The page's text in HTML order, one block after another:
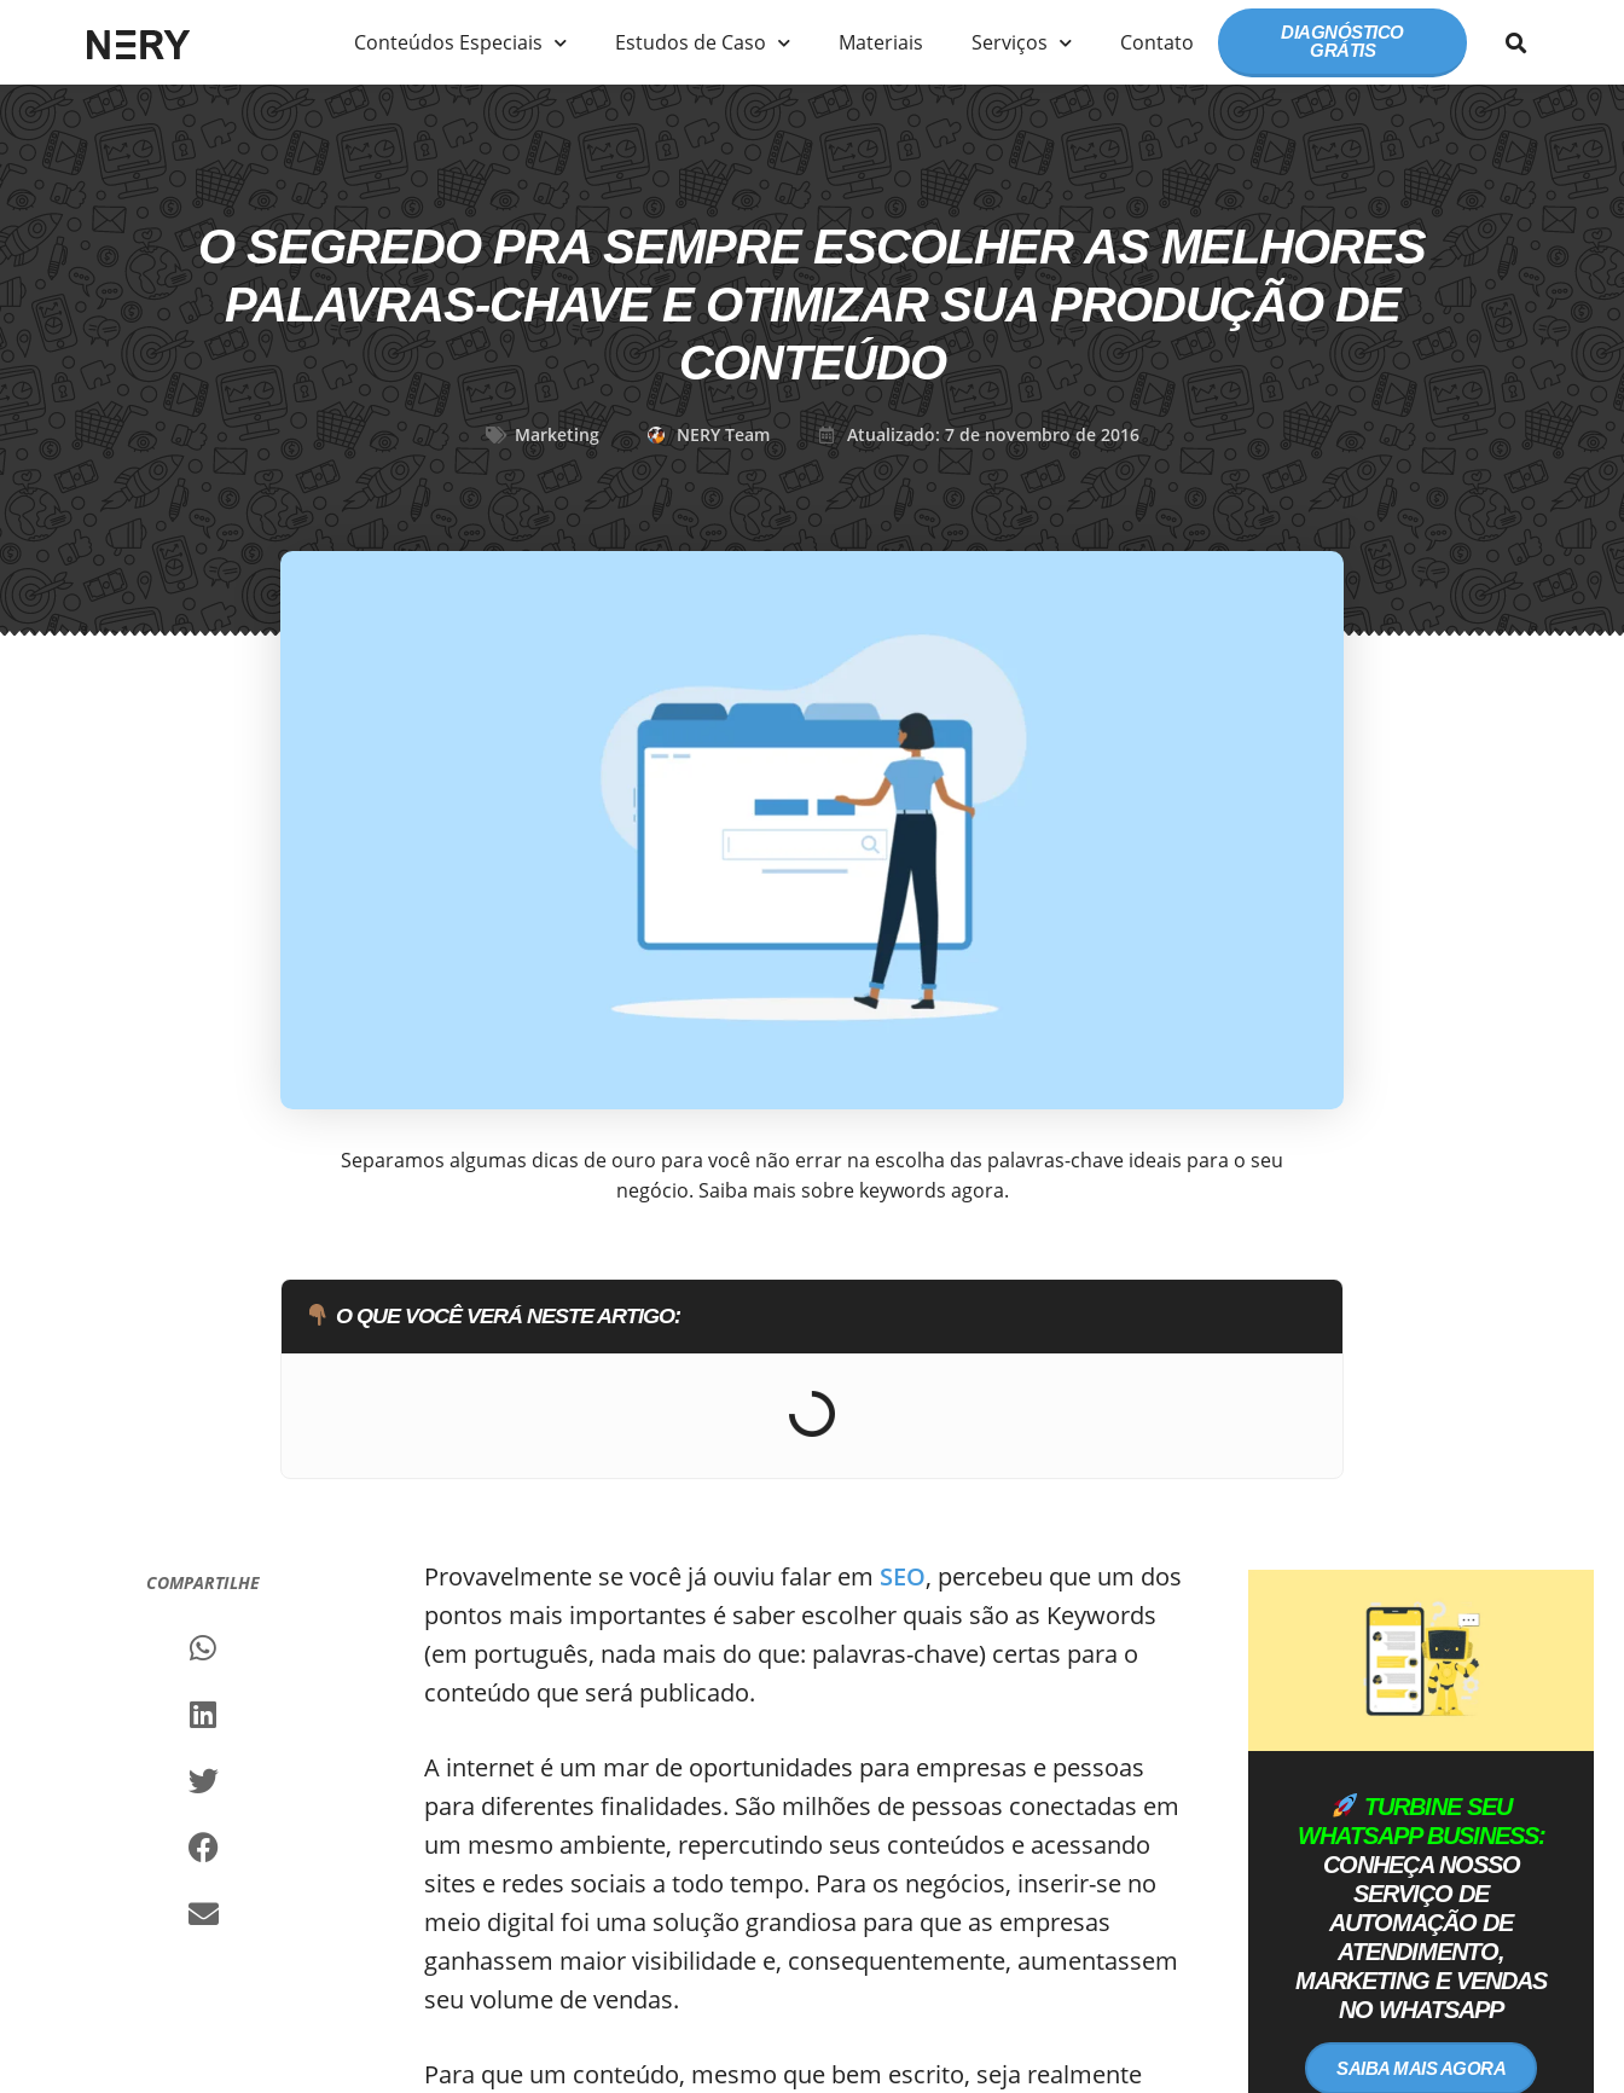
Conteúdos Especiais Estudos de Caso Materiais Serviços Contato
DIAGNÓSTICO
GRÁTIS
O SEGREDO PRA SEMPRE ESCOLHER AS MELHORES
PALAVRAS-CHAVE E OTIMIZAR SUA PRODUÇÃO DE
CONTEÚDO
Marketing NERY Team Atualizado: 7 de novembro de 2016
Separamos algumas dicas de ouro para você não errar na escolha das palavras-chave ideais para o seu
negócio. Saiba mais sobre keywords agora.
O QUE VOCÊ VERÁ NESTE ARTIGO:
COMPARTILHE Provavelmente se você já ouviu falar em SEO, percebeu que um dos
pontos mais importantes é saber escolher quais são as Keywords
(em português, nada mais do que: palavras-chave) certas para o
conteúdo que será publicado.
A internet é um mar de oportunidades para empresas e pessoas
para diferentes finalidades. São milhões de pessoas conectadas em
um mesmo ambiente, repercutindo seus conteúdos e acessando
sites e redes sociais a todo tempo. Para os negócios, inserir-se no
meio digital foi uma solução grandiosa para que as empresas
ganhassem maior visibilidade e, consequentemente, aumentassem
seu volume de vendas.
Para que um conteúdo, mesmo que bem escrito, seja realmente
TURBINE SEU
WHATSAPP BUSINESS:
CONHEÇA NOSSO
SERVIÇO DE
AUTOMAÇÃO DE
ATENDIMENTO,
MARKETING E VENDAS
NO WHATSAPP
SAIBA MAIS AGORA